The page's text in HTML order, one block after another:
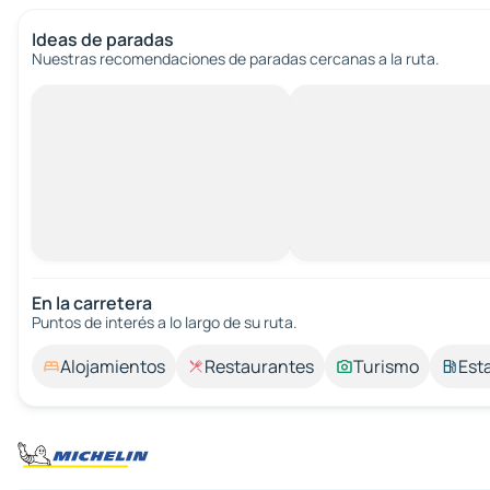
Ideas de paradas
Nuestras recomendaciones de paradas cercanas a la ruta.
En la carretera
Puntos de interés a lo largo de su ruta.
Alojamientos Restaurantes Turismo